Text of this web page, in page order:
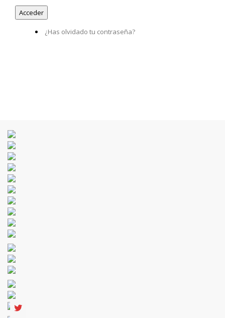
¿Has olvidado tu contraseña?